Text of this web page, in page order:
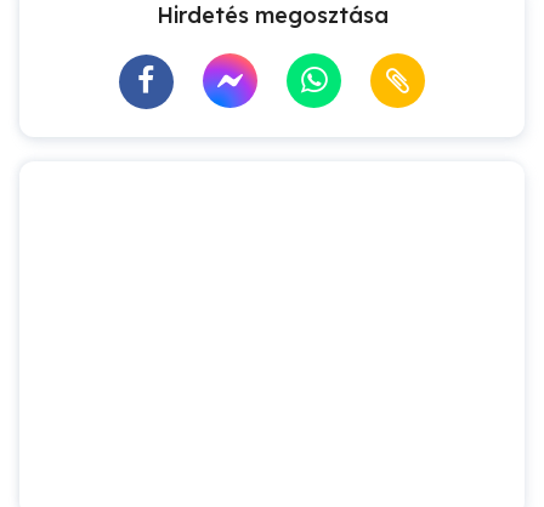
Hirdetés megosztása